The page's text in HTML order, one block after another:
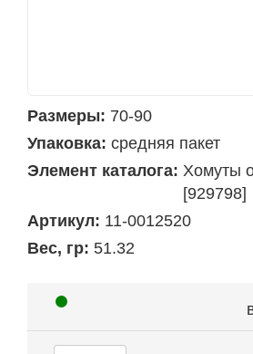
Размеры: 70-90
Упаковка: средняя пакет
Элемент каталога: Хомуты
[929798]
Артикул: 11-0012520
Вес, гр: 51.32